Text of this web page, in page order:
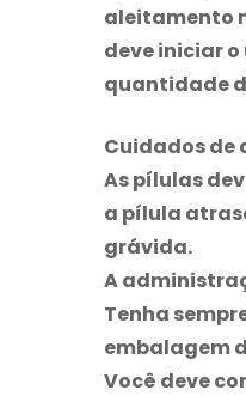
aleitamento
deve iniciar o
quantidade
Cuidados
As pílulas
a pílula
grávida.
A
Tenha
embalagem
Você deve